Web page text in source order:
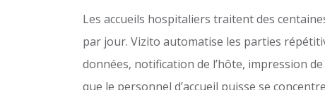
Les accueils hospitaliers traitent des
par jour. Vizito automatise les parties
données, notification de l’hôte, impression
que le personnel d’accueil puisse se